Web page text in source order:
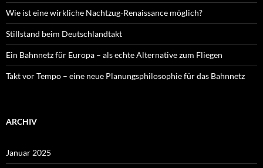
Wie ist eine wirkliche Nachtzug-Renaissance möglich?
Stillstand beim Deutschlandtakt
Ein Bahnnetz für Europa – als echte Alternative zum Fliegen
Takt vor Tempo – eine neue Planungsphilosophie für das Bahnnetz
ARCHIV
Januar 2025